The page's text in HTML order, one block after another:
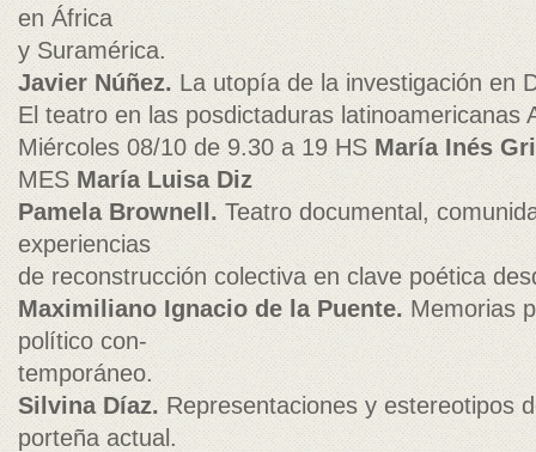
en África
y Suramérica.
Javier Núñez. La utopía de la investigación en
El teatro en las posdictaduras latinoamericanas
Miércoles 08/10 de 9.30 a 19 HS María Inés
MES María Luisa Diz
Pamela Brownell. Teatro documental,
experiencias
de reconstrucción colectiva en clave poética
Maximiliano Ignacio de la Puente. Memorias
político con-
temporáneo.
Silvina Díaz. Representaciones y estereotipos
porteña actual.